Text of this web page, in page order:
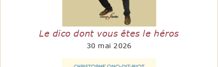
Le dico dont vous êtes le héros
30 mai 2026